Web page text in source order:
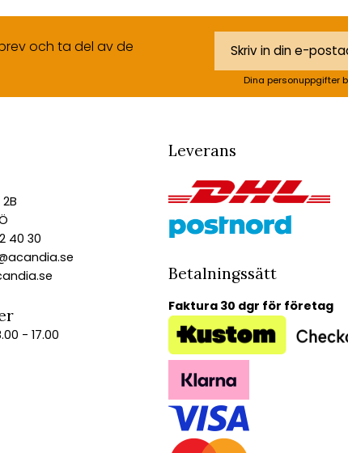
och ta del av de
Dina personuppgifter
40 30
- 17.00
Leverans
Betalningssätt
Faktura 30 dgr för företag